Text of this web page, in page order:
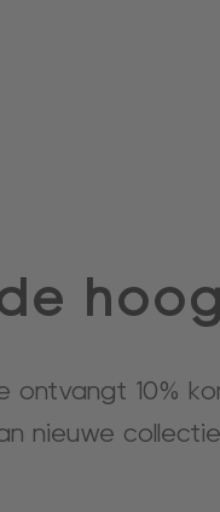
ontvangt 10%
nieuwe